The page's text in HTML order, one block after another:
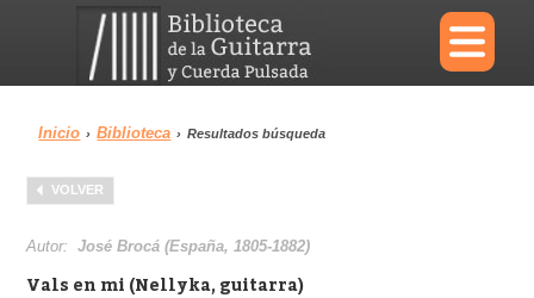
×
Menu
Biblioteca
Inicio › Biblioteca › Resultados búsqueda
VOLVER
Autor:José Brocá (España, 1805-1882)
Vals en mi (Nellyka, guitarra)